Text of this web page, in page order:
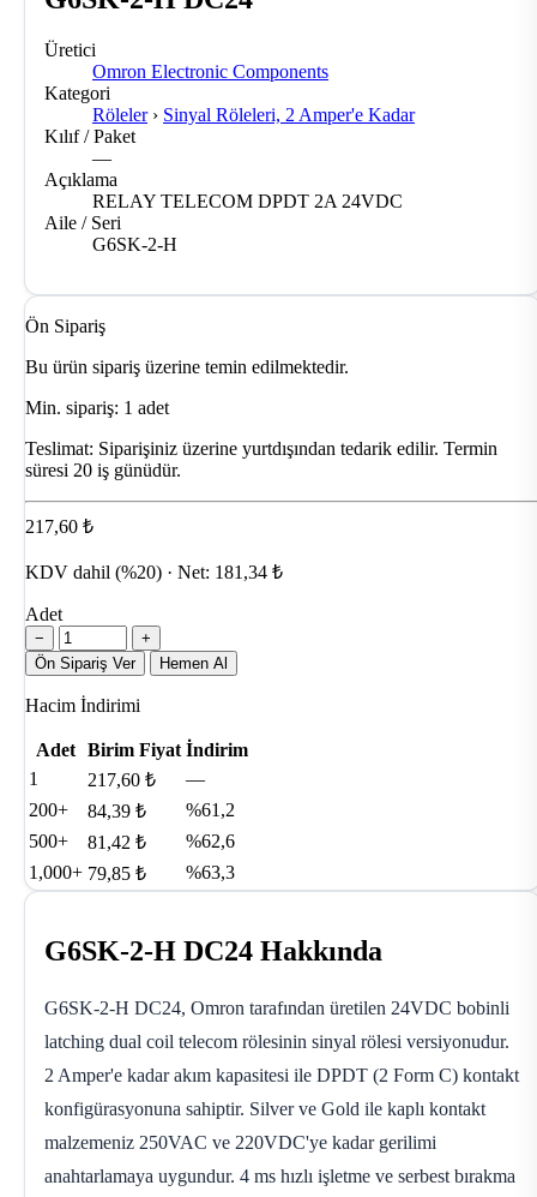
Üretici
Omron Electronic Components
Kategori
Röleler › Sinyal Röleleri, 2 Amper'e Kadar
Kılıf / Paket
—
Açıklama
RELAY TELECOM DPDT 2A 24VDC
Aile / Seri
G6SK-2-H
Ön Sipariş
Bu ürün sipariş üzerine temin edilmektedir.
Min. sipariş: 1 adet
Teslimat: Siparişiniz üzerine yurtdışından tedarik edilir. Termin
süresi 20 iş günüdür.
217,60 ₺
KDV dahil (%20) · Net: 181,34 ₺
Adet
−
+
Ön Sipariş Ver
Hemen Al
Hacim İndirimi
Adet Birim Fiyat İndirim
1
217,60 ₺
—
200+
84,39 ₺
%61,2
500+
81,42 ₺
%62,6
1,000+ 79,85 ₺ %63,3
G6SK-2-H DC24 Hakkında
G6SK-2-H DC24, Omron tarafından üretilen 24VDC bobinli
latching dual coil telecom rölesinin sinyal rölesi versiyonudur.
2 Amper'e kadar akım kapasitesi ile DPDT (2 Form C) kontakt
konfigürasyonuna sahiptir. Silver ve Gold ile kaplı kontakt
malzemeniz 250VAC ve 220VDC'ye kadar gerilimi
anahtarlamaya uygundur. 4 ms hızlı işletme ve serbest bırakma